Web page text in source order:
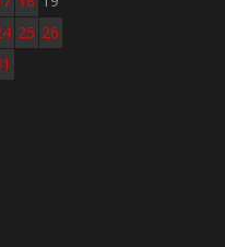
25 26